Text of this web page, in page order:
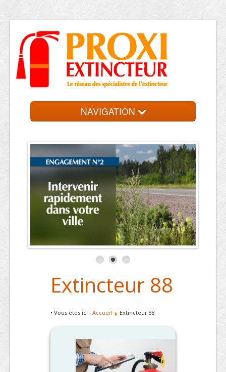
NAVIGATION
Trouver votre entreprise
Contact et devis
Extincteur 88
• Vous êtes ici : Accueil Extincteur 88